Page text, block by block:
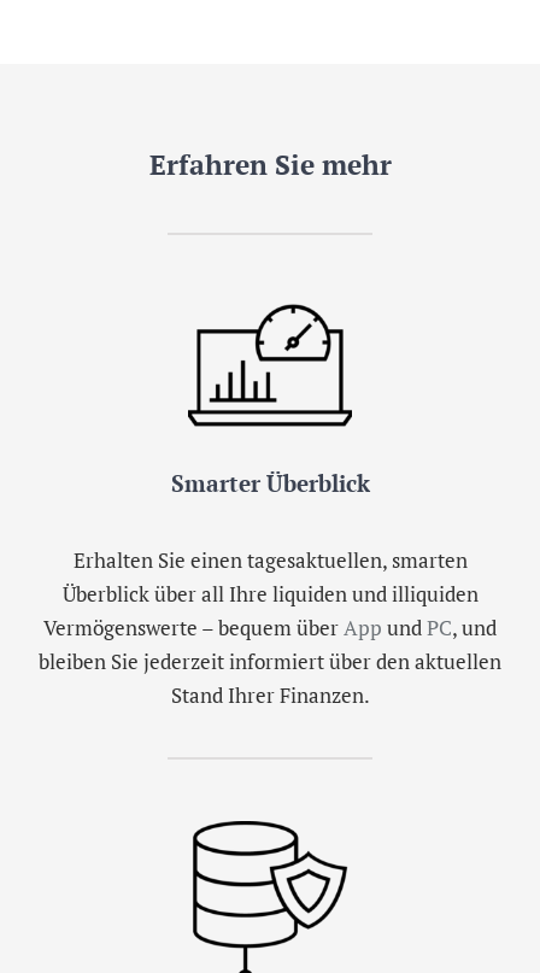
Erfahren Sie mehr
Smarter Überblick
Erhalten Sie einen tagesaktuellen, smarten
Überblick über all Ihre liquiden und illiquiden
Vermögenswerte – bequem überApp undPC, und
bleiben Sie jederzeit informiert über den aktuellen
Stand Ihrer Finanzen.